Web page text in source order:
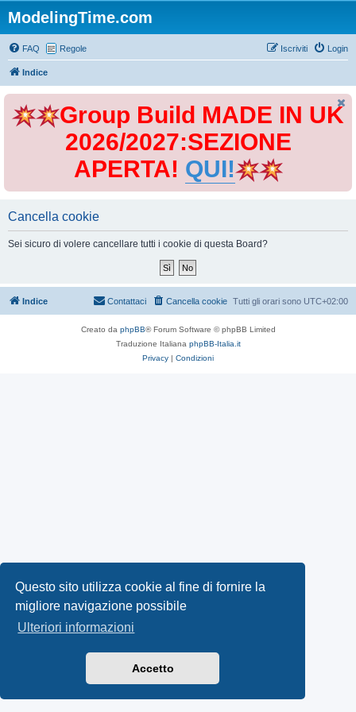
Questo sito utilizza cookie al fine di fornire la
migliore navigazione possibile
Ulteriori informazioni
Accetto
ModelingTime.com
FAQ Regole Login
Iscriviti
Indice
Group Build MADE IN UK
2026/2027:SEZIONE
APERTA! QUI!
Cancella cookie
Sei sicuro di volere cancellare tutti i cookie di questa Board?
Indice Tutti gli orari sono UTC+02:00
Cancella cookie
Contattaci
Creato da phpBB® Forum Software © phpBB Limited
Traduzione Italiana phpBB-Italia.it
Privacy | Condizioni